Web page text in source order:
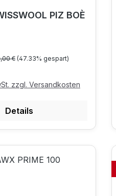
PIZ BOÈ
Preis:
€ (47.33% gespart)
zzgl. Versandkosten
Details